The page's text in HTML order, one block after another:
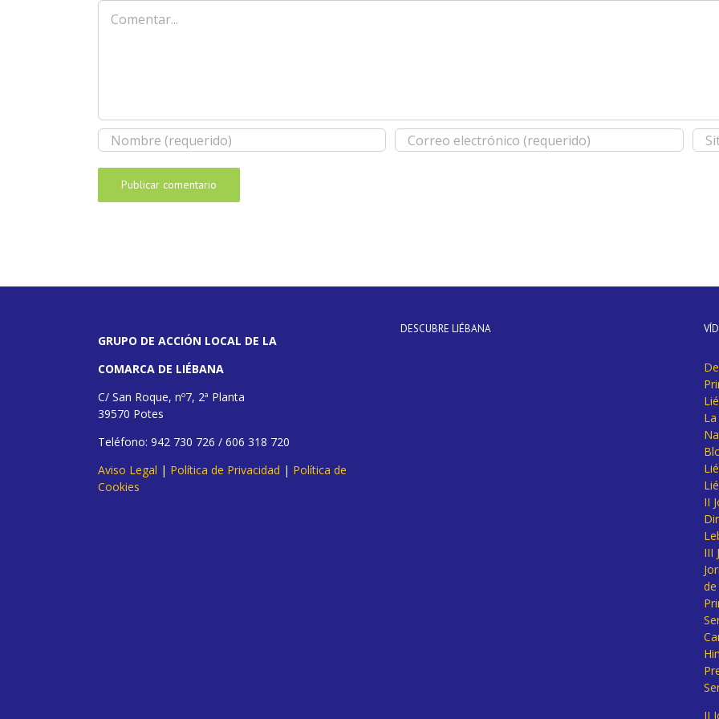
Comentar
GRUPO DE ACCIÓN LOCAL DE LA
COMARCA DE LIÉBANA
C/ San Roque, nº7, 2ª Planta
39570 Potes
Teléfono: 942 730 726 / 606 318 720
Aviso Legal | Política de Privacidad | Política de
Cookies
DESCUBRE LIÉBANA
II
III
II